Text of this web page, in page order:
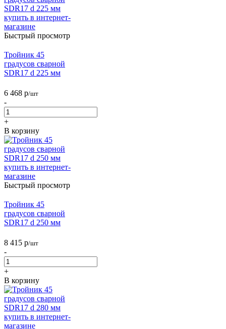
Быстрый просмотр
Тройник 45
градусов сварной
SDR17 d 225 мм
6 468 р/шт
-
+
В корзину
Быстрый просмотр
Тройник 45
градусов сварной
SDR17 d 250 мм
8 415 р/шт
-
+
В корзину